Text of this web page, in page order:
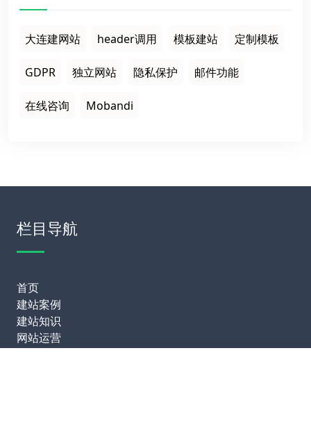
大连建网站 header调用 模板建站 定制模板
GDPR 独立网站 隐私保护 邮件功能
在线咨询 Mobandi
栏目导航
首页
建站案例
建站知识
网站运营